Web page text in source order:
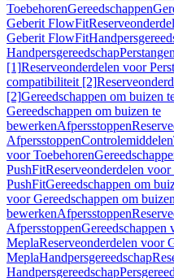
ToebehorenGereedschappen
Geberit FlowFit
Geberit FlowFit
Handpersgereedschap
[1]Reserveonderdelen voor
compatibiliteit [2]
[2]Gereedschappen om buizen
Gereedschappen om buizen te
bewerkenAfpersstoppen
AfpersstoppenControlemiddelen
voor Toebehoren
PushFitReserveonderdelen
PushFitGereedschappen om
voor Gereedschappen om
bewerkenAfpersstoppen
AfpersstoppenGereedschappen
MeplaReserveonderdelen voor
MeplaHandpersgereedschap
Handpersgereedschap